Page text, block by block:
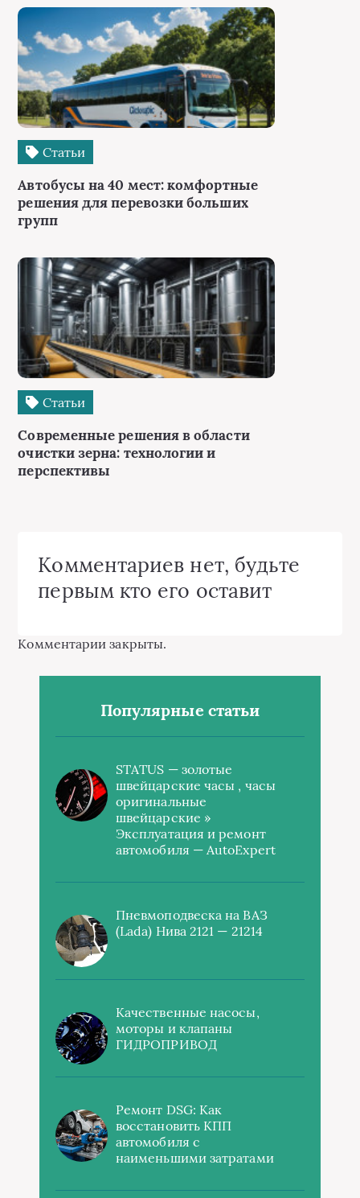
Статьи
Автобусы на 40 мест: комфортные
решения для перевозки больших
групп
Статьи
Современные решения в области
очистки зерна: технологии и
перспективы
Комментариев нет, будьте
первым кто его оставит
Комментарии закрыты.
Популярные статьи
STATUS — золотые
швейцарские часы , часы
оригинальные
швейцарские »
Эксплуатация и ремонт
автомобиля — AutoExpert
Пневмоподвеска на ВАЗ
(Lada) Нива 2121 — 21214
Качественные насосы,
моторы и клапаны
ГИДРОПРИВОД
Ремонт DSG: Как
восстановить КПП
автомобиля с
наименьшими затратами